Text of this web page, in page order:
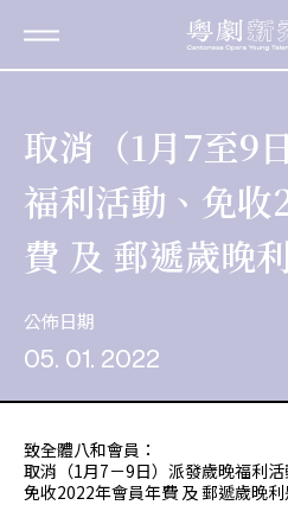
取消（1月7至9
福利活動、免
費 及 郵遞歲晚
公佈日期
05. 01. 2022
致全體八和會員：
取消（1月7－9日）派發歲晚福利
免收2022年會員年費 及 郵遞歲晚